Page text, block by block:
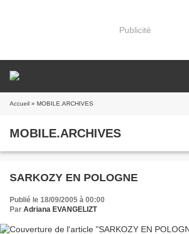
Publicité
Accueil » MOBILE.ARCHIVES
MOBILE.ARCHIVES
SARKOZY EN POLOGNE
Publié le 18/09/2005 à 00:00
Par Adriana EVANGELIZT